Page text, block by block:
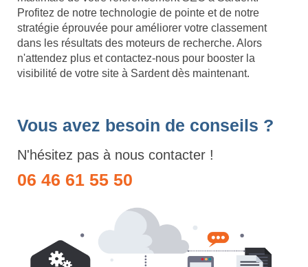
Profitez de notre technologie de pointe et de notre
stratégie éprouvée pour améliorer votre classement
dans les résultats des moteurs de recherche. Alors
n'attendez plus et contactez-nous pour booster la
visibilité de votre site à Sardent dès maintenant.
Vous avez besoin de conseils ?
N'hésitez pas à nous contacter !
06 46 61 55 50